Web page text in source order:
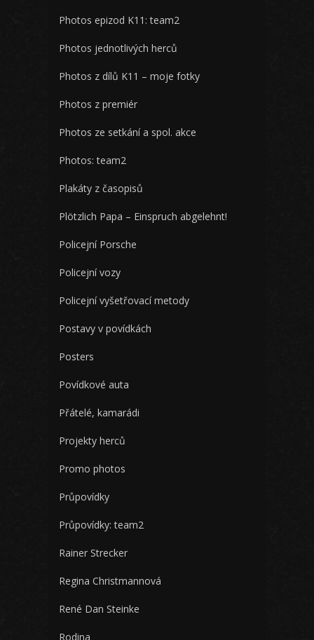
Photos epizod K11: team2
Photos jednotlivých herců
Photos z dílů K11 – moje fotky
Photos z premiér
Photos ze setkání a spol. akce
Photos: team2
Plakáty z časopisů
Plötzlich Papa – Einspruch abgelehnt!
Policejní Porsche
Policejní vozy
Policejní vyšetřovací metody
Postavy v povídkách
Posters
Povídkové auta
Přátelé, kamarádi
Projekty herců
Promo photos
Průpovídky
Průpovídky: team2
Rainer Strecker
Regina Christmannová
René Dan Steinke
Rodina